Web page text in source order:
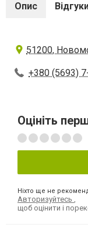
Опис
51200,
+380 (5693)
Оцініть
Ніхто ще не
Авторизуйтесь
щоб оцінити і